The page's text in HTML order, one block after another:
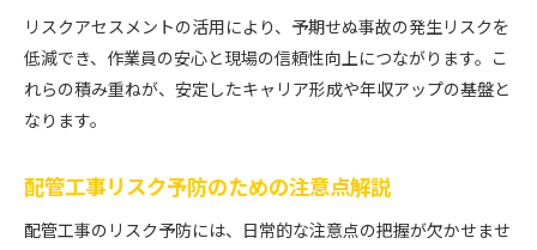
リスクアセスメントの活用により、予期せぬ事故の発生リスクを
低減でき、作業員の安心と現場の信頼性向上につながります。こ
れらの積み重ねが、安定したキャリア形成や年収アップの基盤と
なります。
配管工事リスク予防のための注意点解説
配管工事のリスク予防には、日常的な注意点の把握が欠かせませ